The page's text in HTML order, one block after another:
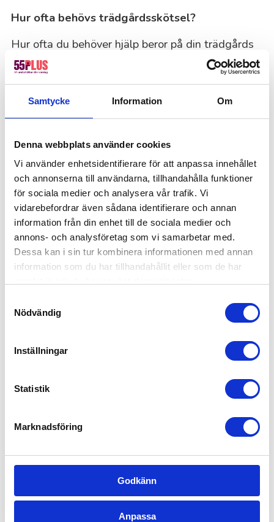
Samtycke Information Om
Denna webbplats använder cookies
Vi använder enhetsidentifierare för att anpassa innehållet
och annonserna till användarna, tillhandahålla funktioner
för sociala medier och analysera vår trafik. Vi
vidarebefordrar även sådana identifierare och annan
information från din enhet till de sociala medier och
annons- och analysföretag som vi samarbetar med.
Dessa kan i sin tur kombinera informationen med annan
information som du har tillhandahållit eller som de har
Nödvändig
Inställningar
Statistik
Marknadsföring
Godkänn
Anpassa
Hur ofta behövs trädgårdsskötsel?
Hur ofta du behöver hjälp beror på din trädgårds
behov och vad du föredrar. För en riktigt välskött
trädgård kan vi komma upp till en gång i veckan,
men oftast räcker två besök i månaden. Behovet
kan också ändras beroende på vädret och
under sommaren.
Kan man ha ett abonnemang på
trädgårdsskötsel?
Självklart kan man det. Hör av dig till oss, så ser
vi till att ordna regelbunden trädgårdsskötsel för
din trädgård i Luleå.
Är trädgårdsskötsel RUT-berättigat?
länge det inte gäller bortforsling av
Kundomdömen om våra
tjänster för trädgårdsskötsel
“Trädgårdsarbete i Luleå som blev mycket bra!”
träd. Blev jättefint! Enkla att kommunicera med, nedlagd
tid stämde bra med uppskattningen som gjordes inför
Personen som sköter vår trädgård gör ett utmärkt jobb
och är lätt att samarbeta med. Även bra kommunikation